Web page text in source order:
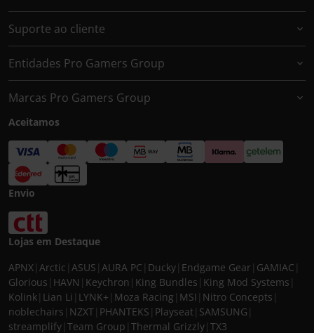
Suporte ao cliente
Entidades Pro Gamers Group
Marcas Pro Gamers Group
Aceitamos
Envio
Lojas em Destaque
APNX Arctic ASUS AURA PC Ducky Endgame Gear GAMIAC
Glorious HAVN Keychron King Bundles King Mod Systems
Kolink Lian Li LYNK+ Moza Racing MSI Nitro Concepts
noblechairs NZXT PHANTEKS Playseat SAMSUNG
streamplify Team Group Thermal Grizzly TX3